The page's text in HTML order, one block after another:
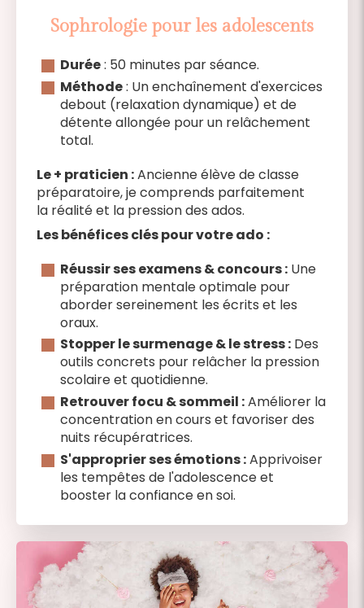
Sophrologie pour les adolescents
Durée: 50 minutes par séance.
Méthode: Un enchaînement d'exercices
debout (relaxation dynamique) et de
détente allongée pour un relâchement
total.
Le + praticien :Ancienne élève de classe
préparatoire, je comprends parfaitement
la réalité et la pression des ados.
Les bénéfices clés pour votre ado :
Réussir ses examens & concours :Une
préparation mentale optimale pour
aborder sereinement les écrits et les
oraux.
Stopper le surmenage & le stress :Des
outils concrets pour relâcher la pression
scolaire et quotidienne.
Retrouver focu & sommeil :Améliorer la
concentration en cours et favoriser des
nuits récupératrices.
S'approprier ses émotions :Apprivoiser
les tempêtes de l'adolescence et
booster la confiance en soi.